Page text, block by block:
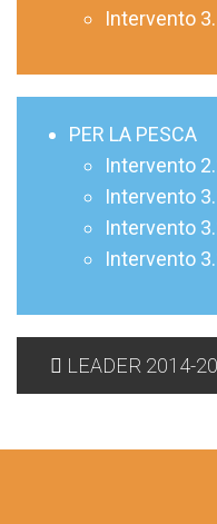
Intervento
PER LA PESCA
Intervento
Intervento
Intervento
Intervento
LEADER 2014-